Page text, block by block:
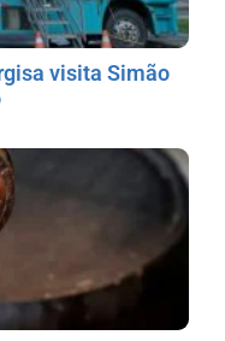
visita Simão